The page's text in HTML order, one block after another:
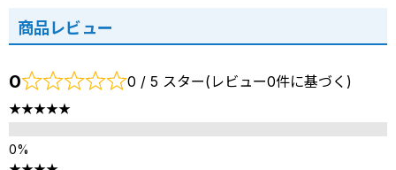
商品レビュー
0 0 / 5 スター(レビュー0件に基づく)
★★★★★